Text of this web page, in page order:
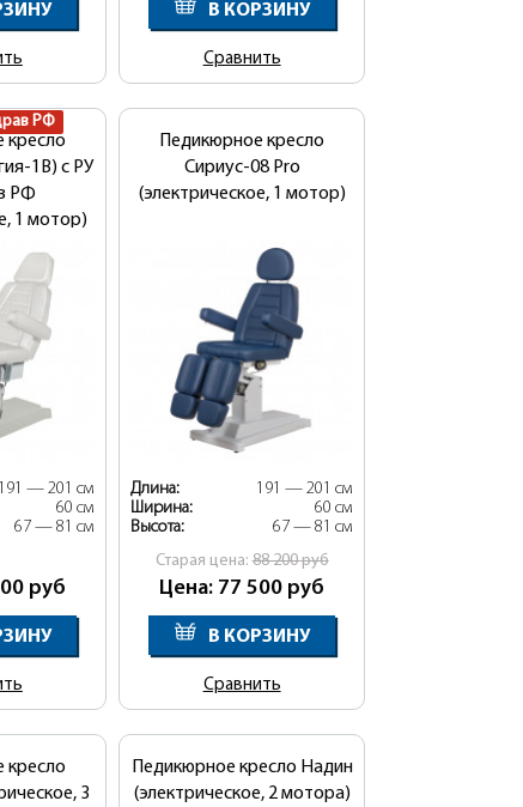
В КОРЗИНУ
Сравнить
РФ
кресло
1В) с РУ
РФ
1 мотор)
191 — 201 см
60 см
67 — 81 см
руб
Педикюрное кресло
Сириус-08 Pro
(электрическое, 1 мотор)
Длина:
191 — 201 см
Ширина:
60 см
Высота:
67 — 81 см
Cтарая цена:88 200руб
Цена: 77 500 руб
В КОРЗИНУ
Сравнить
кресло
3
Педикюрное кресло Надин
(электрическое, 2 мотора)